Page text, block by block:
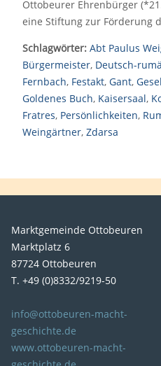
Ottobeurer Ehrenbürger
eine Stiftung zur Förderung
Schlagwörter: Abt Paulus
Bürgermeister, Deutsch-
Fernbach, Festakt, Gant,
Goldenes Buch, Kaisersaal,
Fratres, Persönlichkeiten,
Weingärtner, Zdarsa
Marktgemeinde Ottobeuren
Marktplatz 6
87724 Ottobeuren
T. +49 (0)8332/9219-50
info@ottobeuren-macht-
geschichte.de
www.ottobeuren-macht-